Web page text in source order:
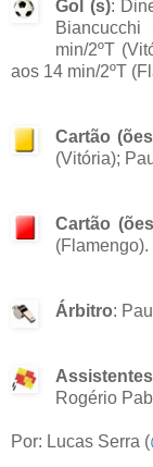
Gol (s):
min/2ºT
aos 14 min/2ºT
Cartão
(Vitória);
Cartão
(Flamengo).
Árbitro:
Assistentes
Rogério
Por: Lucas Serra (